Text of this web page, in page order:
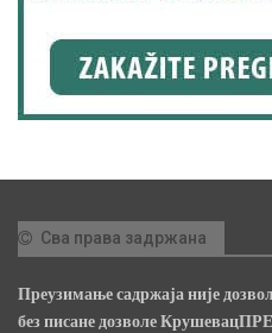
Сва права задржана
Преузимање садржаја није
без писане дозволе